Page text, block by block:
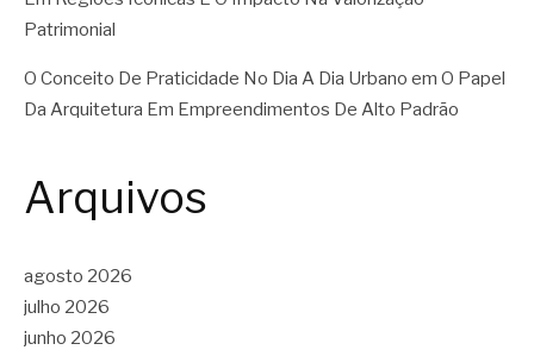
Patrimonial
O Conceito De Praticidade No Dia A Dia Urbano em O Papel
Da Arquitetura Em Empreendimentos De Alto Padrão
Arquivos
agosto 2026
julho 2026
junho 2026